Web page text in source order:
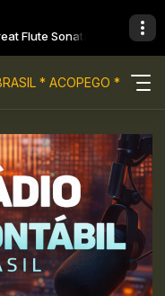
in C minor Side A
* ACOPEGO *